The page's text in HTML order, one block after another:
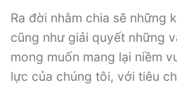
Ra đời nhằm chia sẽ những
cũng như giải quyết những
mong muốn mang lại niềm
lực của chúng tôi, với tiêu